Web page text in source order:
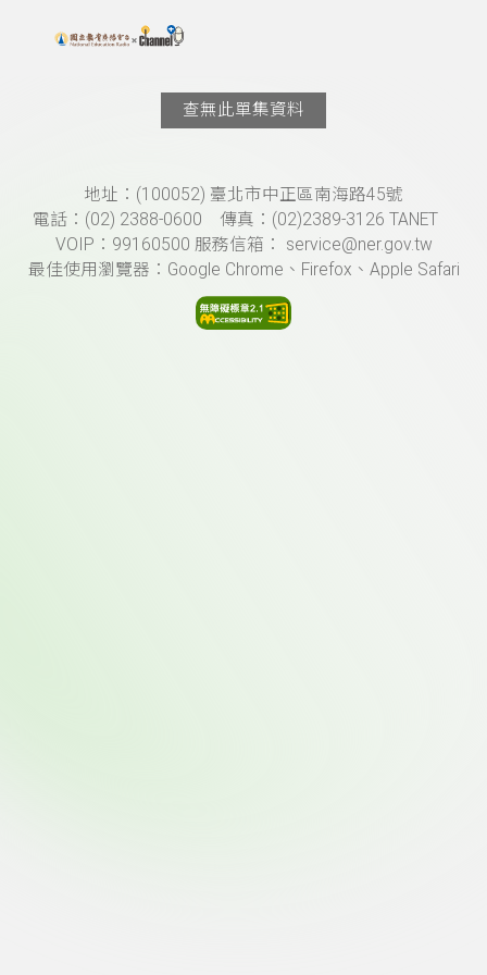
上方功能區塊
搜尋關鍵字：可輸入節目名稱、主持人或關鍵字
查無此單集資料
頁尾資訊地址：(100052) 臺北市中正區南海路45號
電話：(02) 2388-0600 傳真：(02)2389-3126 TANET
VOIP：99160500 服務信箱： service@ner.gov.tw
最佳使用瀏覽器：Google Chrome、Firefox、Apple Safari